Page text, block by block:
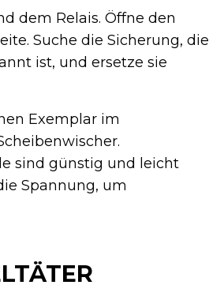
dem Relais. Öffne den
Suche die Sicherung, die
ist, und ersetze sie
Exemplar im
sind günstig und leicht
Spannung, um